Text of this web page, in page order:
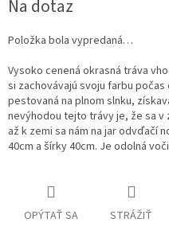
cena:
Na dotaz
Položka bola vypredaná…
Vysoko cenená okrasná tráva
si zachovávajú svoju farbu
pestovaná na plnom slnku,
nevýhodou tejto trávy je, že sa v
až k zemi sa nám na jar odvďačí
40cm a šírky 40cm. Je odolná
OPÝTAŤ SA STRÁŽIŤ